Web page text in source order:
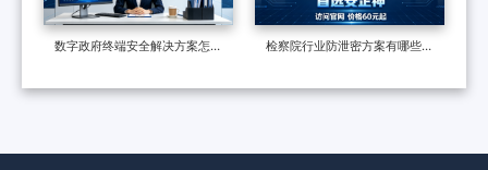
数字政府终端安全解决方案怎么
检察院行业防泄密方案有哪些？